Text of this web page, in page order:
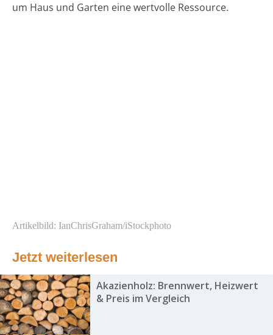
um Haus und Garten eine wertvolle Ressource.
Artikelbild: IanChrisGraham/iStockphoto
Jetzt weiterlesen
Akazienholz: Brennwert, Heizwert
& Preis im Vergleich